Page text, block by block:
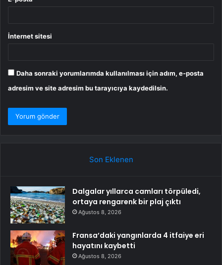
İnternet sitesi
Daha sonraki yorumlarımda kullanılması için adım, e-posta
adresim ve site adresim bu tarayıcıya kaydedilsin.
Son Eklenen
Dalgalar yıllarca camları törpüledi,
ortaya rengarenk bir plaj çıktı
Ağustos 8, 2026
Fransa’daki yangınlarda 4 itfaiye eri
hayatını kaybetti
Ağustos 8, 2026